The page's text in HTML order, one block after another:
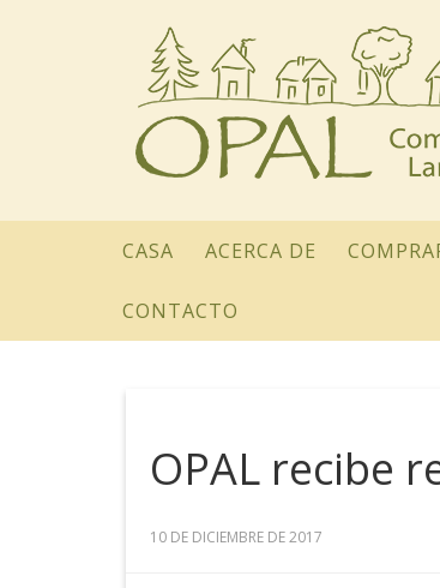
CASA ACERCA DE
CONTACTO
OPAL recibe
10 DE DICIEMBRE DE 2017